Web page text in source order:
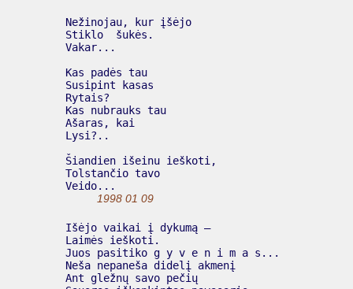
  Nežinojau, kur įšėjo
  Stiklo  šukės.
  Vakar...
  Kas padės tau
  Susipint kasas
  Rytais?
  Kas nubrauks tau
  Ašaras, kai
  Lysi?..
  Šiandien išeinu ieškoti,
  Tolstančio tavo
  Veido...
1998 01 09
  Išėjo vaikai į dykumą –
  Laimės ieškoti.
  Juos pasitiko g y v e n i m a s...
  Neša nepaneša didelį akmenį
  Ant gležnų savo pečių